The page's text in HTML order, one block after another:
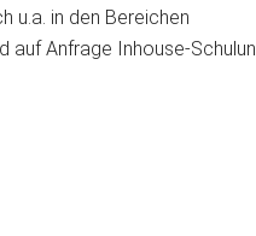
u.a. in den Bereichen
auf Anfrage Inhouse-